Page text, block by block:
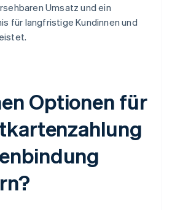
Umsatz und ein
für langfristige Kundinnen und
Optionen für